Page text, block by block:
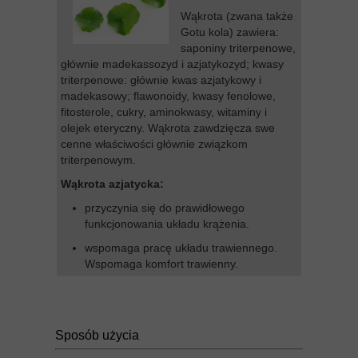
Wąkrota (zwana także
Gotu kola) zawiera:
saponiny triterpenowe,
głównie madekassozyd i azjatykozyd; kwasy
triterpenowe: głównie kwas azjatykowy i
madekasowy; flawonoidy, kwasy fenolowe,
fitosterole, cukry, aminokwasy, witaminy i
olejek eteryczny. Wąkrota zawdzięcza swe
cenne właściwości głównie związkom
triterpenowym.
Wąkrota azjatycka:
przyczynia się do prawidłowego
funkcjonowania układu krążenia.
wspomaga pracę układu trawiennego.
Wspomaga komfort trawienny.
Sposób użycia